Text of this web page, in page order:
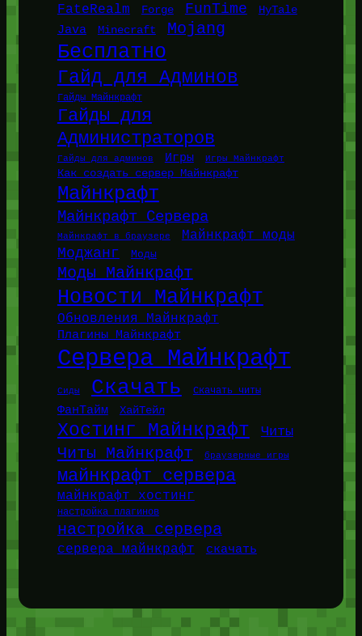
FateRealm Forge FunTime HyTale
Java Minecraft Mojang
Бесплатно
Гайд для Админов
Гайды Майнкрафт
Гайды для
Администраторов
Гайды для админов Игры Игры Майнкрафт
Как создать сервер Майнкрафт
Майнкрафт
Майнкрафт Сервера
Майнкрафт в браузере Майнкрафт моды
Моджанг Моды
Моды Майнкрафт
Новости Майнкрафт
Обновления Майнкрафт
Плагины Майнкрафт
Сервера Майнкрафт
Сиды Скачать Скачать читы
ФанТайм ХайТейл
Хостинг Майнкрафт Читы
Читы Майнкрафт браузерные игры
майнкрафт сервера
майнкрафт хостинг
настройка плагинов
настройка сервера
сервера майнкрафт скачать